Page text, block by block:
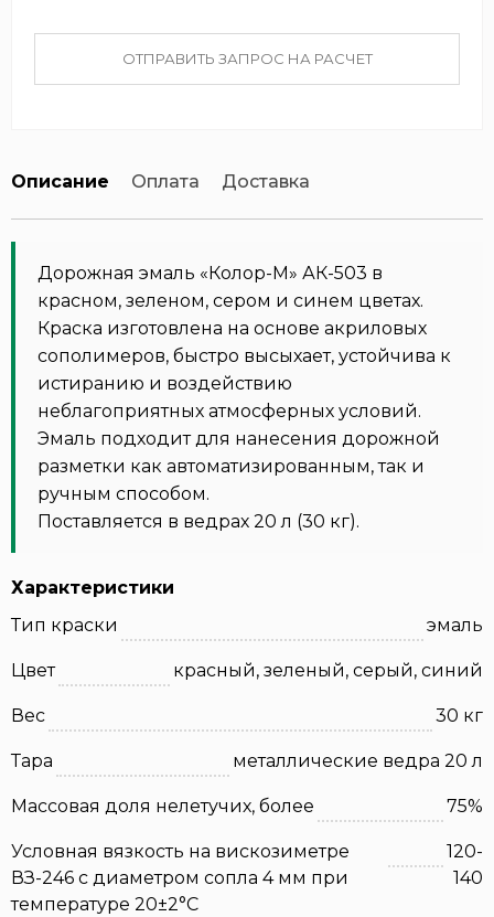
ОТПРАВИТЬ ЗАПРОС НА РАСЧЕТ
Описание Оплата Доставка
Дорожная эмаль «Колор-М» АК-503 в
красном, зеленом, сером и синем цветах.
Краска изготовлена на основе акриловых
сополимеров, быстро высыхает, устойчива к
истиранию и воздействию
неблагоприятных атмосферных условий.
Эмаль подходит для нанесения дорожной
разметки как автоматизированным, так и
ручным способом.
Поставляется в ведрах 20 л (30 кг).
Характеристики
Тип краски
эмаль
Цвет красный, зеленый, серый, синий
Вес 30 кг
Тара металлические ведра 20 л
Массовая доля нелетучих, более 75%
Условная вязкость на вискозиметре
ВЗ-246 с диаметром сопла 4 мм при
температуре 20±2°С
120-
140